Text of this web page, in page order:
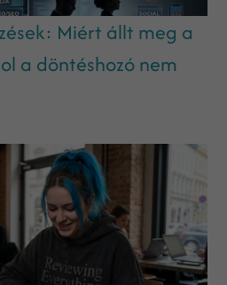
Miért állt meg a
a döntéshozó nem